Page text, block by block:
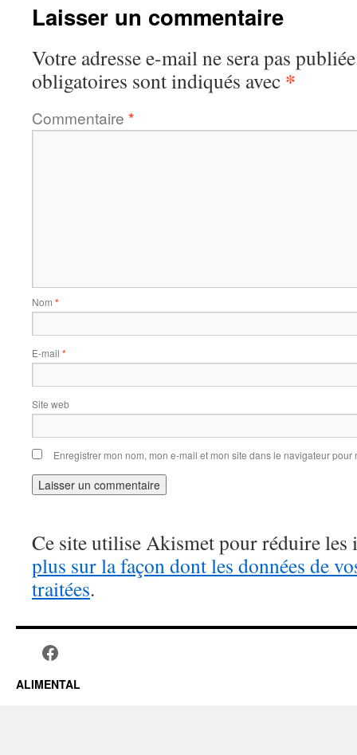
Laisser un commentaire
Votre adresse e-mail ne sera pas
obligatoires sont indiqués avec *
Commentaire *
Nom *
E-mail *
Site web
Enregistrer mon nom, mon e-mail et mon site dans le navigateur
Ce site utilise Akismet pour réduire les
plus sur la façon dont les données de
traitées.
ALIMENTAL